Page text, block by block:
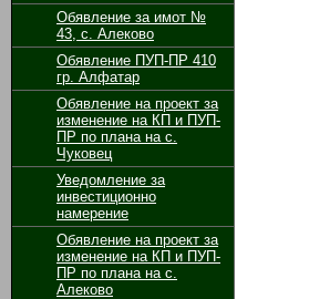
Обявление за имот №
43, с. Алеково
Обявление ПУП-ПР 410
гр. Алфатар
Обявление на проект за
изменение на КП и ПУП-
ПР по плана на с.
Чуковец
Уведомление за
инвестиционно
намерение
Обявление на проект за
изменение на КП и ПУП-
ПР по плана на с.
Алеково